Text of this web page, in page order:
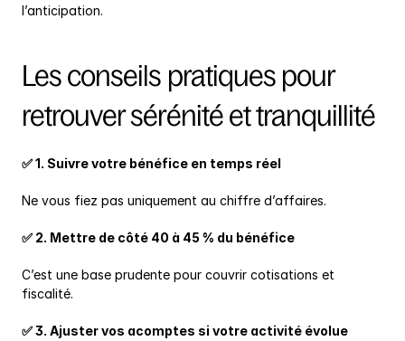
l’anticipation.
Les conseils pratiques pour
retrouver sérénité et tranquillité
✅ 1. Suivre votre bénéfice en temps réel
Ne vous fiez pas uniquement au chiffre d’affaires.
✅ 2. Mettre de côté 40 à 45 % du bénéfice
C’est une base prudente pour couvrir cotisations et
fiscalité.
✅ 3. Ajuster vos acomptes si votre activité évolue